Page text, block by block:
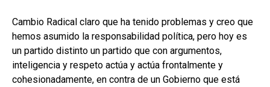
Cambio Radical claro que ha tenido problemas y creo que
hemos asumido la responsabilidad política, pero hoy es
un partido distinto un partido que con argumentos,
inteligencia y respeto actúa y actúa frontalmente y
cohesionadamente, en contra de un Gobierno que está